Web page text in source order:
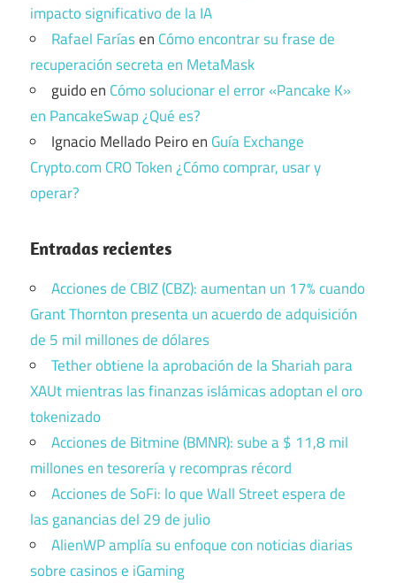
impacto significativo de la IA
Rafael Faríasen Cómo encontrar su frase de
recuperación secreta en MetaMask
guidoen Cómo solucionar el error «Pancake K»
en PancakeSwap ¿Qué es?
Ignacio Mellado Peiroen Guía Exchange
Crypto.com CRO Token ¿Cómo comprar, usar y
operar?
Entradas recientes
Acciones de CBIZ (CBZ): aumentan un 17% cuando
Grant Thornton presenta un acuerdo de adquisición
de 5 mil millones de dólares
Tether obtiene la aprobación de la Shariah para
XAUt mientras las finanzas islámicas adoptan el oro
tokenizado
Acciones de Bitmine (BMNR): sube a $ 11,8 mil
millones en tesorería y recompras récord
Acciones de SoFi: lo que Wall Street espera de
las ganancias del 29 de julio
AlienWP amplía su enfoque con noticias diarias
sobre casinos e iGaming